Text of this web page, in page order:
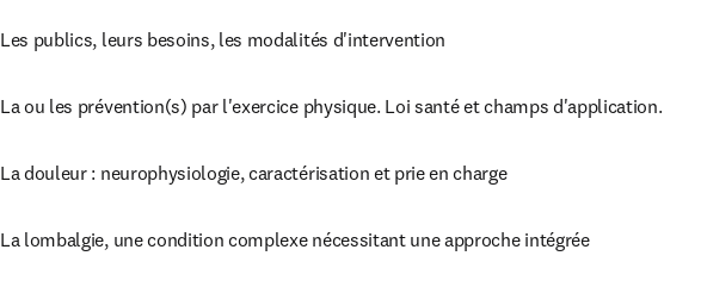
Les publics, leurs besoins, les modalités d'intervention
La ou les prévention(s) par l'exercice physique. Loi santé et champs d'application.
La douleur : neurophysiologie, caractérisation et prie en charge
La lombalgie, une condition complexe nécessitant une approche intégrée